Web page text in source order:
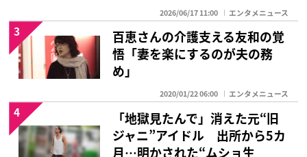
2026/06/17 11:00 エンタメニュース
百恵さんの介護支える友和の覚
悟「妻を楽にするのが夫の務
め」
2020/01/22 06:00 エンタメニュース
3
「地獄見たんで」消えた元“旧
ジャニ”アイドル 出所から5カ
月…明かされた“ムショ生
4